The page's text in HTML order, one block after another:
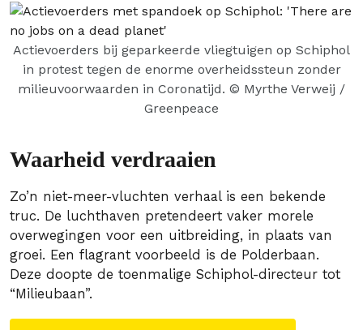
Actievoerders bij geparkeerde vliegtuigen op Schiphol
in protest tegen de enorme overheidssteun zonder
milieuvoorwaarden in Coronatijd. © Myrthe Verweij /
Greenpeace
Waarheid verdraaien
Zo’n niet-meer-vluchten verhaal is een bekende
truc. De luchthaven pretendeert vaker morele
overwegingen voor een uitbreiding, in plaats van
groei. Een flagrant voorbeeld is de Polderbaan.
Deze doopte de toenmalige Schiphol-directeur tot
“Milieubaan”.